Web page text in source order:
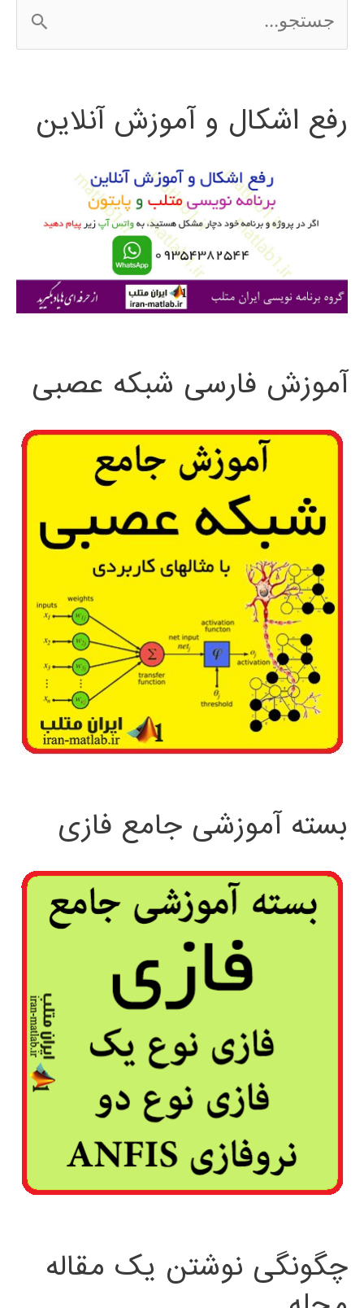
matlab
س
ج
ی
رفع اشکال و آموزش آنلاین
آموزش فارسی شبکه عصبی
بسته آموزشی جامع فازی
چگونگی نوشتن یک مقاله